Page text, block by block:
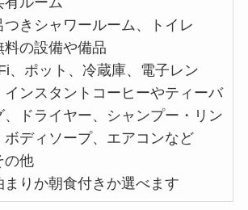
つきシャワールーム、トイレ
料の設備や備品
、ポット、冷蔵庫、電子レン
インスタントコーヒーやティーバ
、ドライヤー、シャンプー・リン
ボディソープ、エアコンなど
の他
まりか朝食付きか選べます